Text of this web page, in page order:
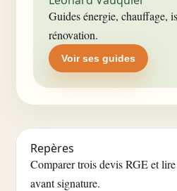
Guides énergie, chauffage,
rénovation.
Voir ses guides
Repères
Comparer trois devis RGE et
avant signature.